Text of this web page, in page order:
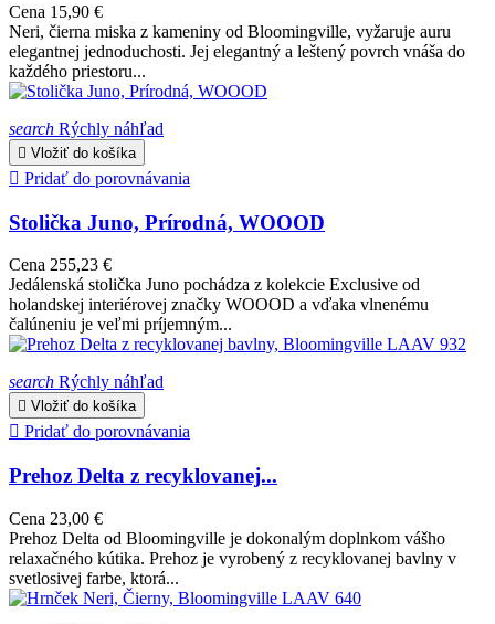
Cena 15,90 €
Neri, čierna miska z kameniny od Bloomingville, vyžaruje auru
elegantnej jednoduchosti. Jej elegantný a leštený povrch vnáša do
každého priestoru...
search Rýchly náhľad
 Vložiť do košíka
 Pridať do porovnávania
Stolička Juno, Prírodná, WOOOD
Cena 255,23 €
Jedálenská stolička Juno pochádza z kolekcie Exclusive od
holandskej interiérovej značky WOOOD a vďaka vlnenému
čalúneniu je veľmi príjemným...
search Rýchly náhľad
 Vložiť do košíka
 Pridať do porovnávania
Prehoz Delta z recyklovanej...
Cena 23,00 €
Prehoz Delta od Bloomingville je dokonalým doplnkom vášho
relaxačného kútika. Prehoz je vyrobený z recyklovanej bavlny v
svetlosivej farbe, ktorá...